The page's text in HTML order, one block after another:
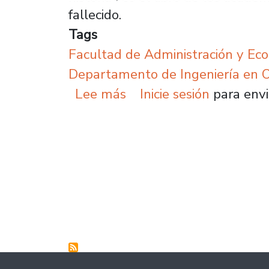
fallecido.
Tags
Facultad de Administración y
Departamento de Ingeniería en
Lee más sobre Lanzan libro
Inicie sesión para